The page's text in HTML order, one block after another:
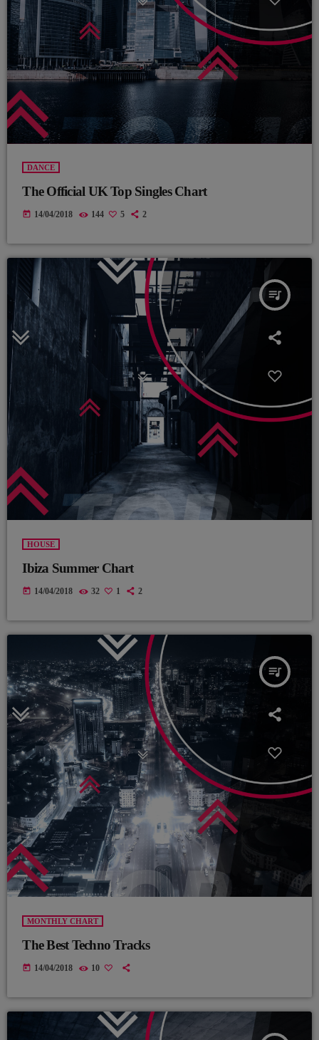
DANCE
The Official UK Top Singles Chart
today 14/04/2018 144 5 2
queue_music
HOUSE
Ibiza Summer Chart
today 14/04/2018 32 1 2
queue_music
MONTHLY CHART
The Best Techno Tracks
today 14/04/2018 10